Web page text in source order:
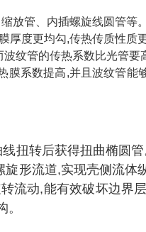
放管、内插螺旋线圆管等。
度更均勾,传热传质性质更
纹管的传热系数比光管要
系数提高,并且波纹管能
扭转后获得扭曲椭圆管
形流道,实现壳侧流
流动,能有效破坏边界